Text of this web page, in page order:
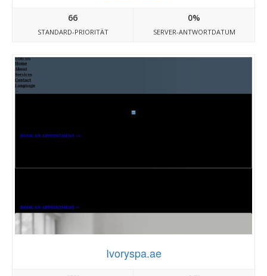
66
STANDARD-PRIORITÄT
0%
SERVER-ANTWORTDATUM
Ivoryspa.ae